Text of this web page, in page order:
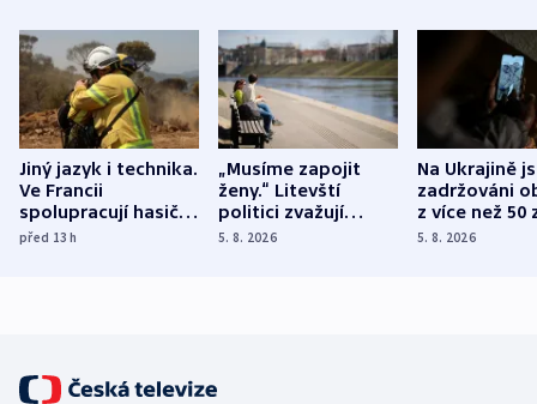
Jiný jazyk i technika.
Ve Francii
spolupracují hasiči z
různých zemí
před 13h
„Musíme zapojit
ženy.“ Litevští
politici zvažují
dohodu o
5. 8. 2026
Na Ukrajině
zadržováni
z více než 50
Bojovali na
5. 8. 2026